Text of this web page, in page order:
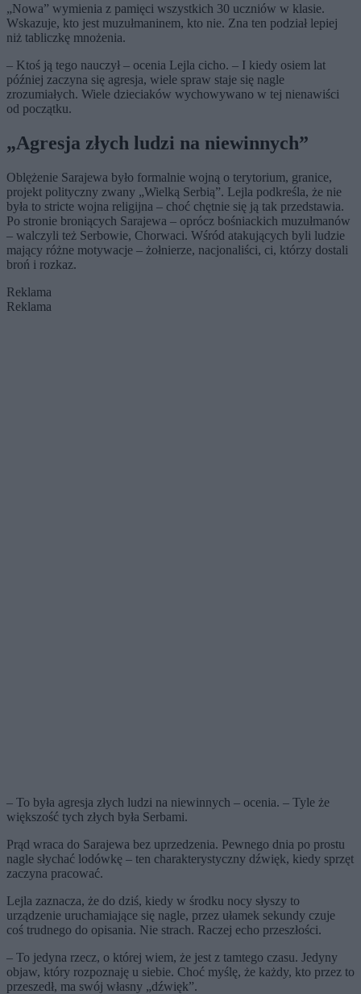
„Nowa” wymienia z pamięci wszystkich 30 uczniów w klasie.
Wskazuje, kto jest muzułmaninem, kto nie. Zna ten podział lepiej
niż tabliczkę mnożenia.
– Ktoś ją tego nauczył – ocenia Lejla cicho. – I kiedy osiem lat
później zaczyna się agresja, wiele spraw staje się nagle
zrozumiałych. Wiele dzieciaków wychowywano w tej nienawiści
od początku.
„Agresja złych ludzi na niewinnych”
Oblężenie Sarajewa było formalnie wojną o terytorium, granice,
projekt polityczny zwany „Wielką Serbią”. Lejla podkreśla, że nie
była to stricte wojna religijna – choć chętnie się ją tak przedstawia.
Po stronie broniących Sarajewa – oprócz bośniackich muzułmanów
– walczyli też Serbowie, Chorwaci. Wśród atakujących byli ludzie
mający różne motywacje – żołnierze, nacjonaliści, ci, którzy dostali
broń i rozkaz.
Reklama
Reklama
– To była agresja złych ludzi na niewinnych – ocenia. – Tyle że
większość tych złych była Serbami.
Prąd wraca do Sarajewa bez uprzedzenia. Pewnego dnia po prostu
nagle słychać lodówkę – ten charakterystyczny dźwięk, kiedy sprzęt
zaczyna pracować.
Lejla zaznacza, że do dziś, kiedy w środku nocy słyszy to
urządzenie uruchamiające się nagle, przez ułamek sekundy czuje
coś trudnego do opisania. Nie strach. Raczej echo przeszłości.
– To jedyna rzecz, o której wiem, że jest z tamtego czasu. Jedyny
objaw, który rozpoznaję u siebie. Choć myślę, że każdy, kto przez to
przeszedł, ma swój własny „dźwięk”.